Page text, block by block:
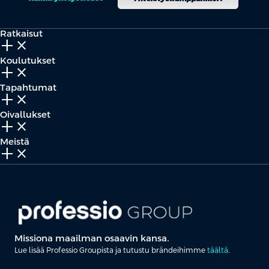
Ratkaisut
add_2 close
Koulutukset
add_2 close
Tapahtumat
add_2 close
Oivallukset
add_2 close
Meistä
add_2 close
Missiona maailman osaavin kansa.
Lue lisää Professio Groupista ja tutustu brändeihimme täältä.